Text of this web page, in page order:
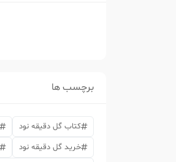
برچسب ها
کتاب گل دقیقه نود
خرید گل دقیقه نود